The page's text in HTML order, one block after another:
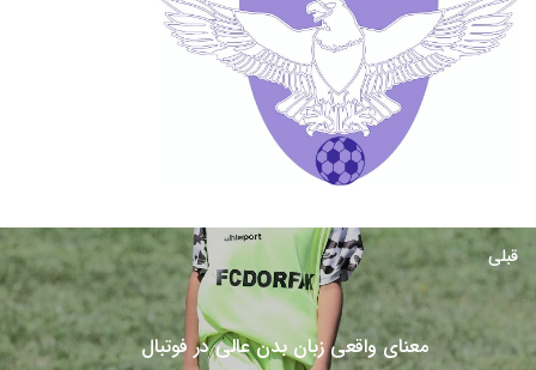
قبلی
معنای واقعی زبان بدن عالی در فوتبال